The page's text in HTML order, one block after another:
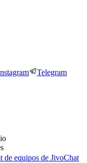
Telegram
de equipos de JivoChat